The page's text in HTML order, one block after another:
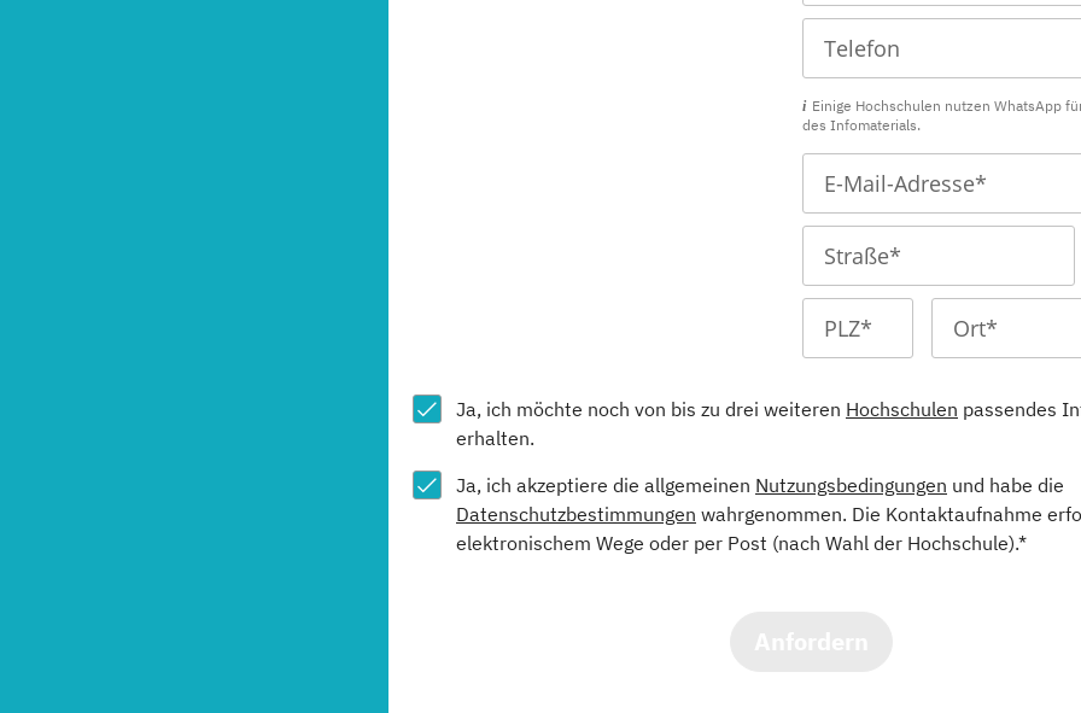
Einige Hochschulen nutzen WhatsApp
des Infomaterials.
Ja, ich möchte noch von bis zu drei weiteren Hochschulen passendes
erhalten.
Ja, ich akzeptiere die allgemeinen Nutzungsbedingungen und habe die
Datenschutzbestimmungen wahrgenommen. Die Kontaktaufnahme
elektronischem Wege oder per Post (nach Wahl der Hochschule).*